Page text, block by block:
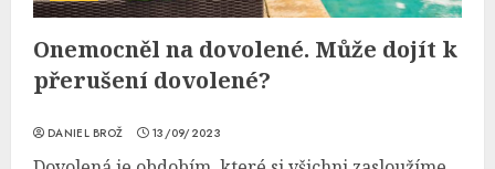
Onemocněl na dovolené. Může dojít k
přerušení dovolené?
DANIEL BROŽ 13/09/2023